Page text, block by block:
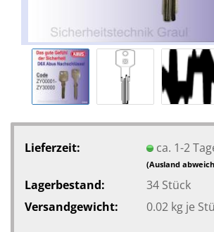
Lieferzeit: ca. 1-2
(Ausland
Lagerbestand: 34 Stück
Versandgewicht:
0.02kg je